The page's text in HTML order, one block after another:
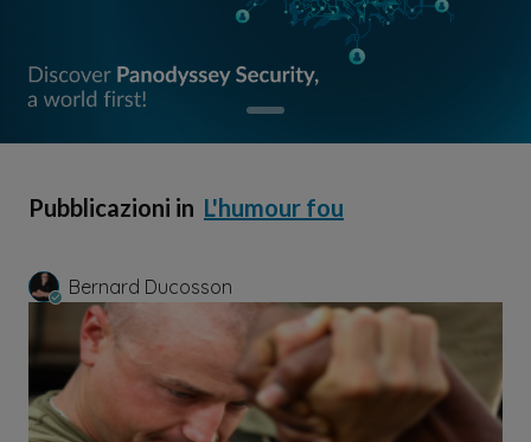
Pubblicazioni in L'humour fou
Bernard Ducosson